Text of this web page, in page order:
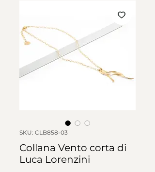
SKU: CLB858-03
Collana Vento corta di
Luca Lorenzini